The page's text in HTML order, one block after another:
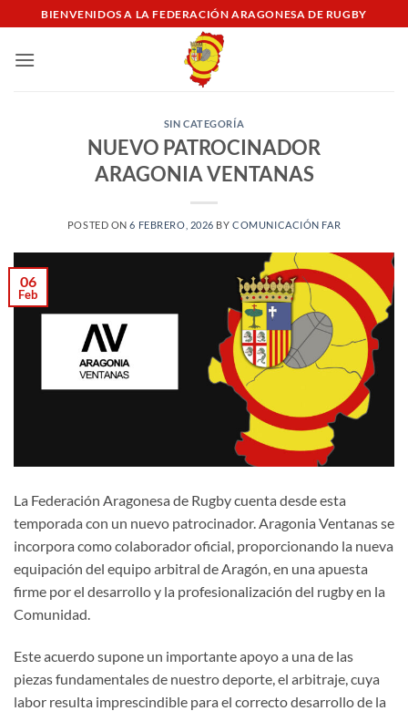
al
contenido
BIENVENIDOS A LA FEDERACIÓN ARAGONESA DE RUGBY
SIN CATEGORÍA
NUEVO PATROCINADOR
ARAGONIA VENTANAS
POSTED ON6 FEBRERO, 2026 BYCOMUNICACIÓN FAR
06
Feb
La Federación Aragonesa de Rugby cuenta desde esta
temporada con un nuevo patrocinador. Aragonia Ventanas se
incorpora como colaborador oficial, proporcionando la nueva
equipación del equipo arbitral de Aragón, en una apuesta
firme por el desarrollo y la profesionalización del rugby en la
Comunidad.
Este acuerdo supone un importante apoyo a una de las
piezas fundamentales de nuestro deporte, el arbitraje, cuya
labor resulta imprescindible para el correcto desarrollo de la